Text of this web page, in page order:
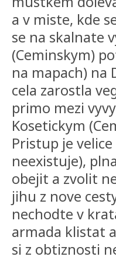
a v miste, kde
se na skalnate
(Ceminskym)
na mapach) na
cela zarostla
primo mezi
Kosetickym
Pristup je
neexistuje),
obejit a zvolit
jihu z nove
nechodte v
armada klistat
si z obtiznosti